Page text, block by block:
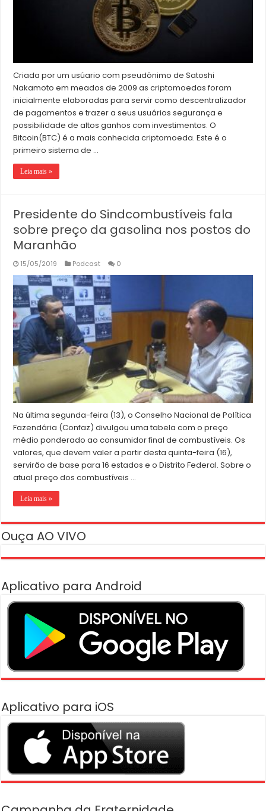
Criada por um usúario com pseudônimo de Satoshi
Nakamoto em meados de 2009 as criptomoedas foram
inicialmente elaboradas para servir como descentralizador
de pagamentos e trazer a seus usuários segurança e
possibilidade de altos ganhos com investimentos. O
Bitcoin(BTC) é a mais conhecida criptomoeda. Este é o
primeiro sistema de …
Leia mais »
Presidente do Sindcombustíveis fala
sobre preço da gasolina nos postos do
Maranhão
15/05/2019 Podcast 0
Na última segunda-feira (13), o Conselho Nacional de Política
Fazendária (Confaz) divulgou uma tabela com o preço
médio ponderado ao consumidor final de combustíveis. Os
valores, que devem valer a partir desta quinta-feira (16),
servirão de base para 16 estados e o Distrito Federal. Sobre o
atual preço dos combustíveis …
Leia mais »
Ouça AO VIVO
Aplicativo para Android
Aplicativo para iOS